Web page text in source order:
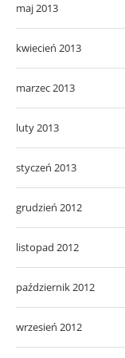
maj 2013
kwiecień 2013
marzec 2013
luty 2013
styczeń 2013
grudzień 2012
listopad 2012
październik 2012
wrzesień 2012